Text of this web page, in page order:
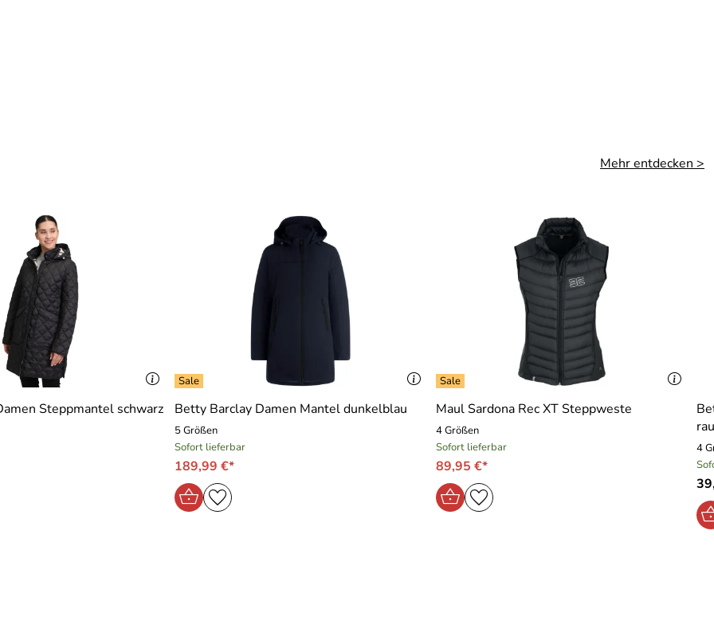
Mehr entdecken >
Steppmantel schwarz Betty Barclay Damen Mantel dunkelblau
5 Größen
Sofort lieferbar
189,99 €*
Maul Sardona Rec XT Steppweste
4 Größen
Sofort lieferbar
89,95 €*
4